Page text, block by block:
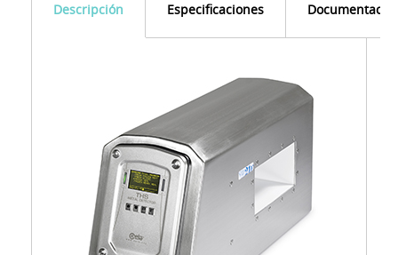
Descripción Especificaciones